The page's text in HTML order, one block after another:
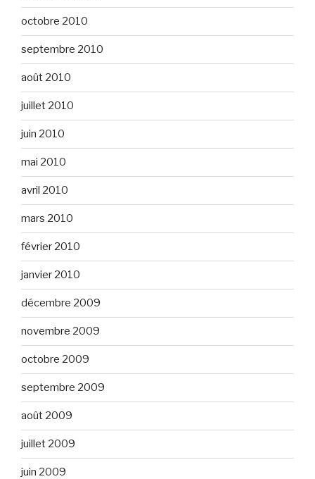
octobre 2010
septembre 2010
août 2010
juillet 2010
juin 2010
mai 2010
avril 2010
mars 2010
février 2010
janvier 2010
décembre 2009
novembre 2009
octobre 2009
septembre 2009
août 2009
juillet 2009
juin 2009